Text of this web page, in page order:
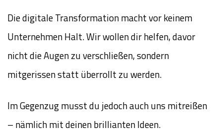
Die digitale Transformation macht vor keinem
Unternehmen Halt. Wir wollen dir helfen, davor
nicht die Augen zu verschließen, sondern
mitgerissen statt überrollt zu werden.
Im Gegenzug musst du jedoch auch uns mitreißen
– nämlich mit deinen brillianten Ideen.